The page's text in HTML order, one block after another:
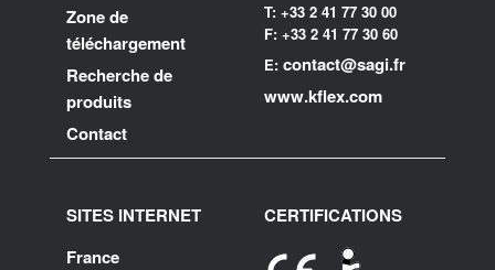
Zone de
téléchargement
Recherche de
produits
Contact
T: +33 2 41 77 30 00
F: +33 2 41 77 30 60
E: contact@sagi.fr
www.kflex.com
SITES INTERNET
France
CERTIFICATIONS